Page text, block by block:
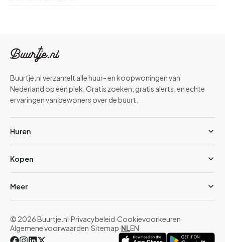
Buurtje.nl verzamelt alle huur- en koopwoningen van
Nederland op één plek. Gratis zoeken, gratis alerts, en echte
ervaringen van bewoners over de buurt.
Huren
Kopen
Meer
© 2026 Buurtje.nl·Privacybeleid·Cookievoorkeuren·
Algemene voorwaarden·Sitemap·NLEN